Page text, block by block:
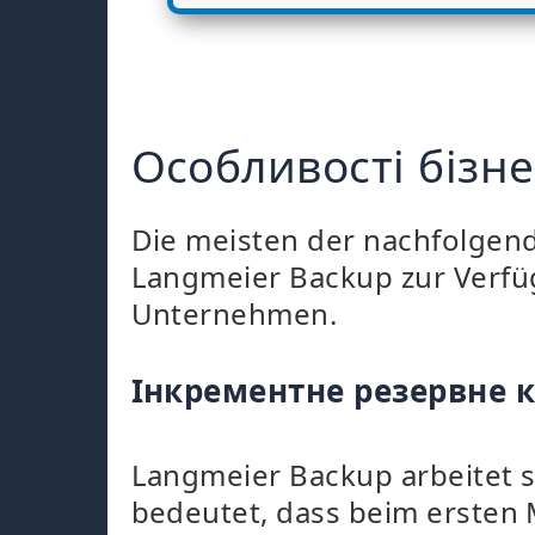
Особливості
Die meisten der
Langmeier Backup zur
Unternehmen.
Інкрементне резервне
Langmeier Backup arbeitet
bedeutet, dass beim ersten